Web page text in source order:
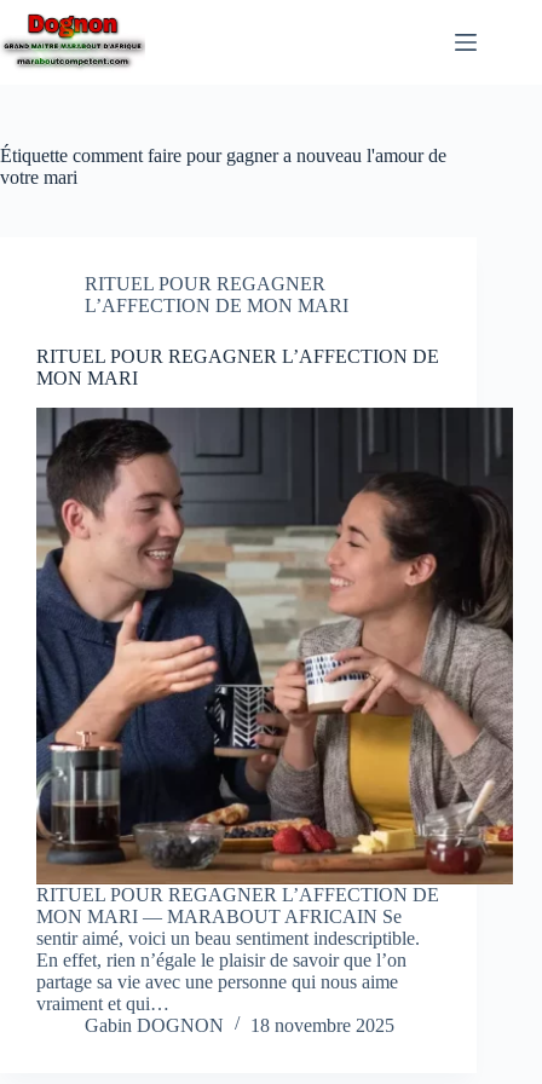
Étiquette comment faire pour gagner a nouveau l'amour de
votre mari
RITUEL POUR REGAGNER
L’AFFECTION DE MON MARI
RITUEL POUR REGAGNER L’AFFECTION DE
MON MARI
RITUEL POUR REGAGNER L’AFFECTION DE
MON MARI — MARABOUT AFRICAIN Se
sentir aimé, voici un beau sentiment indescriptible.
En effet, rien n’égale le plaisir de savoir que l’on
partage sa vie avec une personne qui nous aime
vraiment et qui…
Gabin DOGNON
18 novembre 2025